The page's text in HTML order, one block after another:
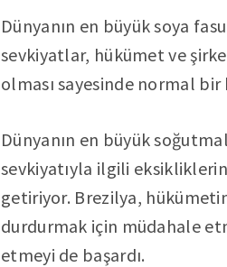
Dünyanın en büyük soya
sevkiyatlar, hükümet ve
olması sayesinde normal bir
Dünyanın en büyük
sevkiyatıyla ilgili
getiriyor. Brezilya,
durdurmak için müdahale
etmeyi de başardı.